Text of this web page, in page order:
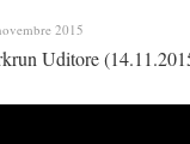
2015
Uditore